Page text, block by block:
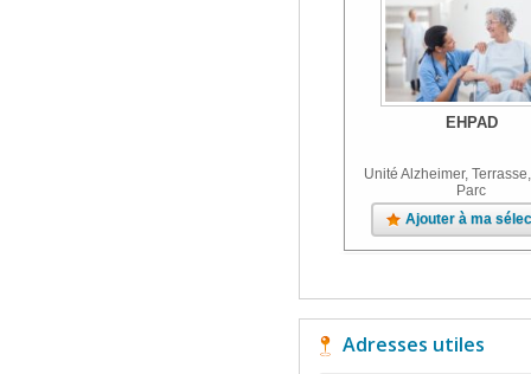
EHPAD
Unité Alzheimer,
Parc
Ajouter à ma
Adresses utiles